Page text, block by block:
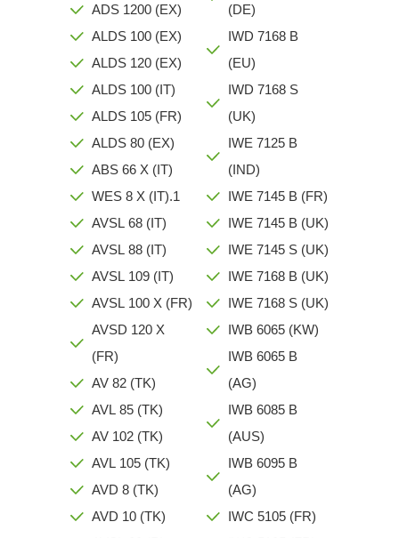
ADS 1200 (EX)
ALDS 100 (EX)
ALDS 120 (EX)
ALDS 100 (IT)
ALDS 105 (FR)
ALDS 80 (EX)
ABS 66 X (IT)
WES 8 X (IT).1
AVSL 68 (IT)
AVSL 88 (IT)
AVSL 109 (IT)
AVSL 100 X (FR)
AVSD 120 X
(FR)
AV 82 (TK)
AVL 85 (TK)
AV 102 (TK)
AVL 105 (TK)
AVD 8 (TK)
AVD 10 (TK)
(DE)
IWD 7168 B
(EU)
IWD 7168 S
(UK)
IWE 7125 B
(IND)
IWE 7145 B (FR)
IWE 7145 B (UK)
IWE 7145 S (UK)
IWE 7168 B (UK)
IWE 7168 S (UK)
IWB 6065 (KW)
IWB 6065 B
(AG)
IWB 6085 B
(AUS)
IWB 6095 B
(AG)
IWC 5105 (FR)